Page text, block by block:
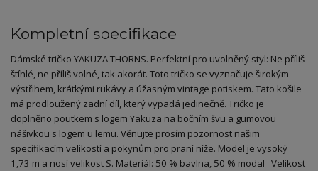
Kompletní specifikace
Dámské tričko YAKUZA THORNS. Perfektní pro uvolněný styl: Ne příliš
štíhlé, ne příliš volné, tak akorát. Toto tričko se vyznačuje širokým
výstřihem, krátkými rukávy a úžasným vintage potiskem. Tato košile
má prodloužený zadní díl, který vypadá jedinečně. Tričko je
doplněno poutkem s logem Yakuza na bočním švu a gumovou
nášivkou s logem u lemu. Věnujte prosím pozornost našim
specifikacím velikostí a pokynům pro praní níže. Model je vysoký
1,73 m a nosí velikost S. Materiál: 50 % bavlna, 50 % modal Velikost